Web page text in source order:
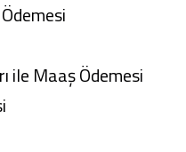
ile Maaş Ödemesi